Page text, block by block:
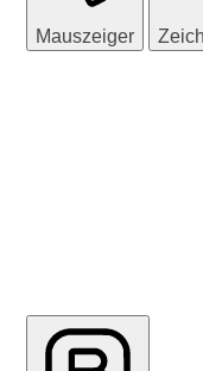
Mauszeiger